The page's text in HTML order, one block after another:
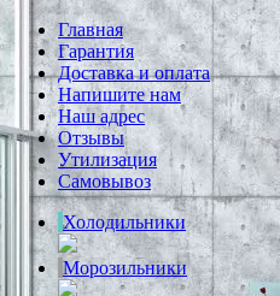
Главная
Гарантия
Доставка и оплата
Напишите нам
Наш адрес
Отзывы
Утилизация
Самовывоз
Холодильники
Морозильники